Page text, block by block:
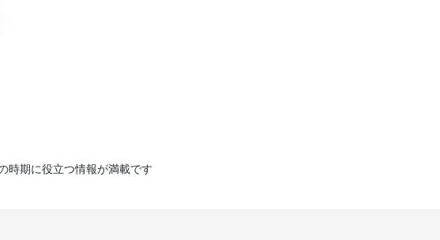
時期に役立つ情報が満載です